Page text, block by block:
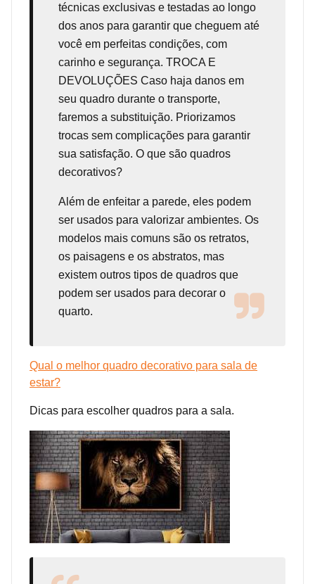
técnicas exclusivas e testadas ao longo
dos anos para garantir que cheguem até
você em perfeitas condições, com
carinho e segurança. TROCA E
DEVOLUÇÕES Caso haja danos em
seu quadro durante o transporte,
faremos a substituição. Priorizamos
trocas sem complicações para garantir
sua satisfação. O que são quadros
decorativos?
Além de enfeitar a parede, eles podem
ser usados para valorizar ambientes. Os
modelos mais comuns são os retratos,
os paisagens e os abstratos, mas
existem outros tipos de quadros que
podem ser usados para decorar o
quarto.
Qual o melhor quadro decorativo para sala de
estar?
Dicas para escolher quadros para a sala.